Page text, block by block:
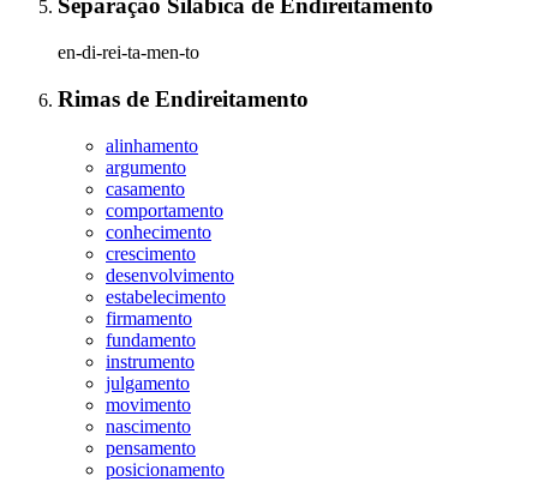
Separação Silábica de Endireitamento
en-di-rei-ta-men-to
Rimas de Endireitamento
alinhamento
argumento
casamento
comportamento
conhecimento
crescimento
desenvolvimento
estabelecimento
firmamento
fundamento
instrumento
julgamento
movimento
nascimento
pensamento
posicionamento